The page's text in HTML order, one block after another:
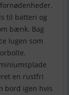
til batteri og
bænk. Bag
lugen som
en rustfri
bord igen hvis